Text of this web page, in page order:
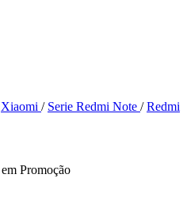
Xiaomi / Serie Redmi Note / Redmi
Promoção